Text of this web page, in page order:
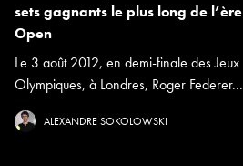
sets gagnants le plus long de l’ère
Open
Le 3 août 2012, en demi-finale des Jeux
Olympiques, à Londres, Roger Federer...
ALEXANDRE SOKOLOWSKI